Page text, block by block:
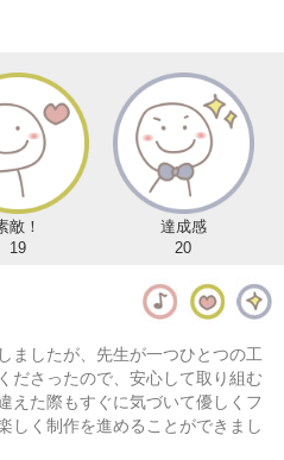
敵！
19
達成感
20
ましたが、先生が一つひとつの工
ださったので、安心して取り組む
えた際もすぐに気づいて優しくフ
しく制作を進めることができまし